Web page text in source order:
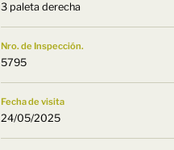
3 paleta derecha
Nro. de Inspección.
5795
Fecha de visita
24/05/2025